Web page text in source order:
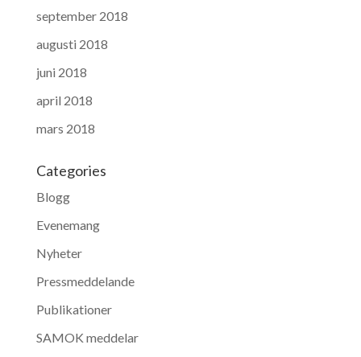
september 2018
augusti 2018
juni 2018
april 2018
mars 2018
Categories
Blogg
Evenemang
Nyheter
Pressmeddelande
Publikationer
SAMOK meddelar